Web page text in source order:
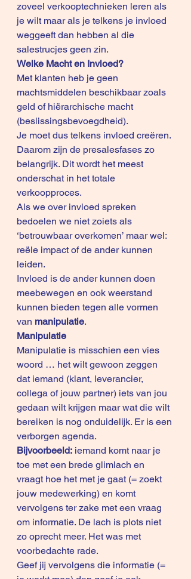
zoveel verkooptechnieken leren als
je wilt maar als je telkens je invloed
weggeeft dan hebben al die
salestrucjes geen zin.
Welke Macht en Invloed?
Met klanten heb je geen
machtsmiddelen beschikbaar zoals
geld of hiërarchische macht
(beslissingsbevoegdheid).
Je moet dus telkens invloed creëren.
Daarom zijn de presalesfases zo
belangrijk. Dit wordt het meest
onderschat in het totale
verkoopproces.
Als we over invloed spreken
bedoelen we niet zoiets als
‘betrouwbaar overkomen’ maar wel:
reële impact of de ander kunnen
leiden.
Invloed is de ander kunnen doen
meebewegen en ook weerstand
kunnen bieden tegen alle vormen
van manipulatie.
Manipulatie
Manipulatie is misschien een vies
woord … het wilt gewoon zeggen
dat iemand (klant, leverancier,
collega of jouw partner) iets van jou
gedaan wilt krijgen maar wat die wilt
bereiken is nog onduidelijk. Er is een
verborgen agenda.
Bijvoorbeeld: iemand komt naar je
toe met een brede glimlach en
vraagt hoe het met je gaat (= zoekt
jouw medewerking) en komt
vervolgens ter zake met een vraag
om informatie. De lach is plots niet
zo oprecht meer. Het was met
voorbedachte rade.
Geef jij vervolgens die informatie (=